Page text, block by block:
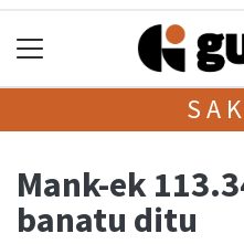
Mank-ek
banatu ditu